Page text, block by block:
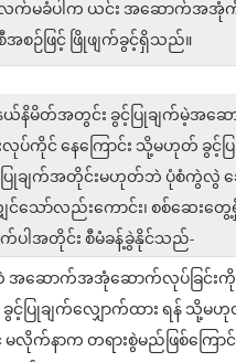
လက်မခံပါက ယင်း အဆောက်အအုံ
ဉ်ဖြင့် ဖြိုဖျက်ခွင့်ရှိသည်။
နိမိတ်အတွင်း ခွင့်ပြုချက်မဲ့အဆ
လုပ်ကိုင် နေကြောင်း သို့မဟုတ် ခွင့်ပ
ြုချက်အတိုင်းမဟုတ်ဘဲ ပုံစံကွဲလွဲ
င်သော်လည်းကောင်း၊ စစ်ဆေးတွေ့
ပါအတိုင်း စီမံခန့်ခွဲနိုင်သည်-
အဆောက်အအုံဆောက်လုပ်ခြင်းကို
ခွင့်ပြုချက်လျှောက်ထား ရန် သို့မ
မလိုက်နာက တရားစွဲမည်ဖြစ်ကြောင်